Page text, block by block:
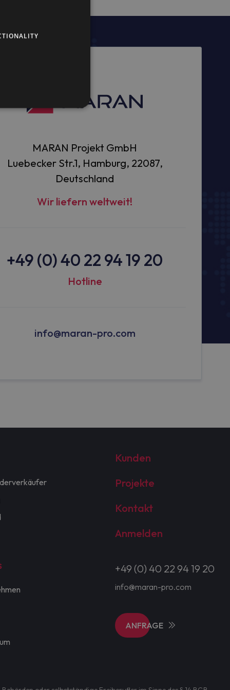
MARAN Projekt GmbH
Luebecker Str.1, Hamburg, 22087,
Deutschland
Wir liefern weltweit!
+49 (0) 40 22 94 19 20
Hotline
info@maran-pro.com
Kunden
Projekte
Kontakt
Anmelden
+49 (0) 40 22 94 19 20
info@maran-pro.com
ANFRAGE